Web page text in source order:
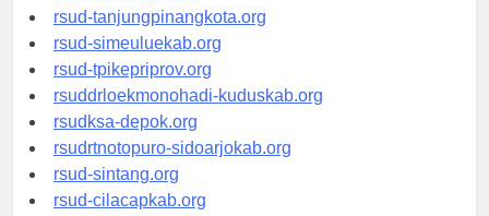
rsud-kotabogor.org
rsud-tanjungpinangkota.org
rsud-simeuluekab.org
rsud-tpikepriprov.org
rsuddrloekmonohadi-kuduskab.org
rsudksa-depok.org
rsudrtnotopuro-sidoarjokab.org
rsud-sintang.org